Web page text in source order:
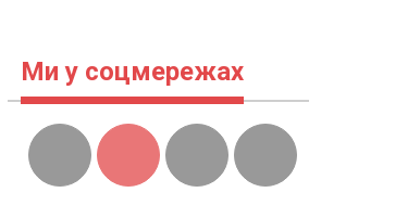
Ми у соцмережах